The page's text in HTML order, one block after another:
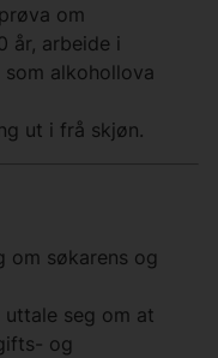
om
år, arbeide i
alkohollova
ut i frå skjøn.
om søkarens og
seg om at
og